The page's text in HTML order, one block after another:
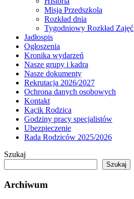
Misja Przedszkola
Rozkład dnia
Tygodniowy Rozkład Zajęć
Jadłospis
Ogłoszenia
Kronika wydarzeń
Nasze grupy i kadra
Nasze dokumenty
Rekrutacja 2026/2027
Ochrona danych osobowych
Kontakt
Kącik Rodzica
Godziny pracy specjalistów
Ubezpieczenie
Rada Rodziców 2025/2026
Szukaj
Szukaj
Archiwum